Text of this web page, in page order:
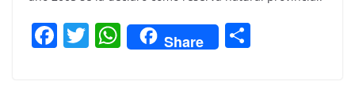
F T W
h
Share